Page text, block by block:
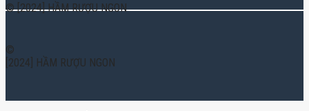
© [2024] HẦM RƯỢU NGON
©
[2024] HẦM RƯỢU NGON